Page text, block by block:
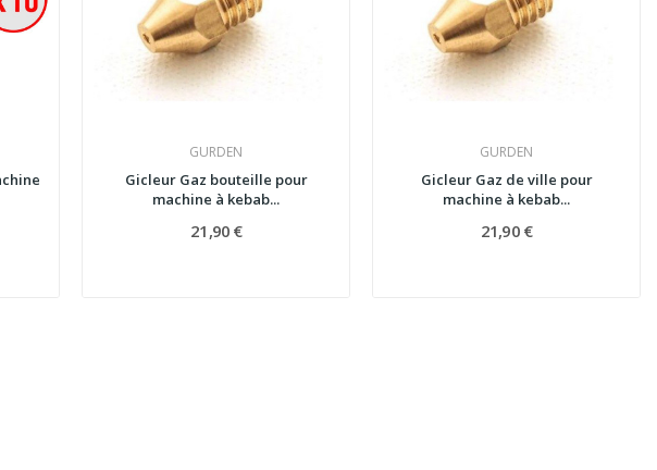
GURDEN
Gicleur Gaz bouteille pour
machine à kebab...
21,90 €
GURDEN
Gicleur Gaz de ville pour
machine à kebab...
21,90 €